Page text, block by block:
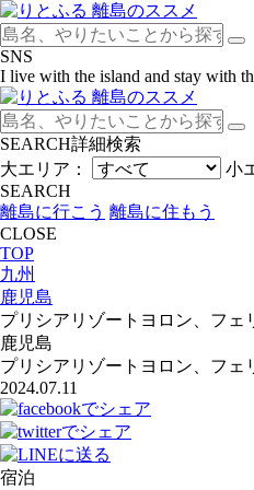
SNS
I live with the island and stay with
SEARCH詳細検索
大エリア：
小
SEARCH
離島に行こう 離島に住もう
CLOSE
TOP
九州
鹿児島
プリシアリゾートヨロン、フェ
鹿児島
プリシアリゾートヨロン、フェ
2024.07.11
宿泊